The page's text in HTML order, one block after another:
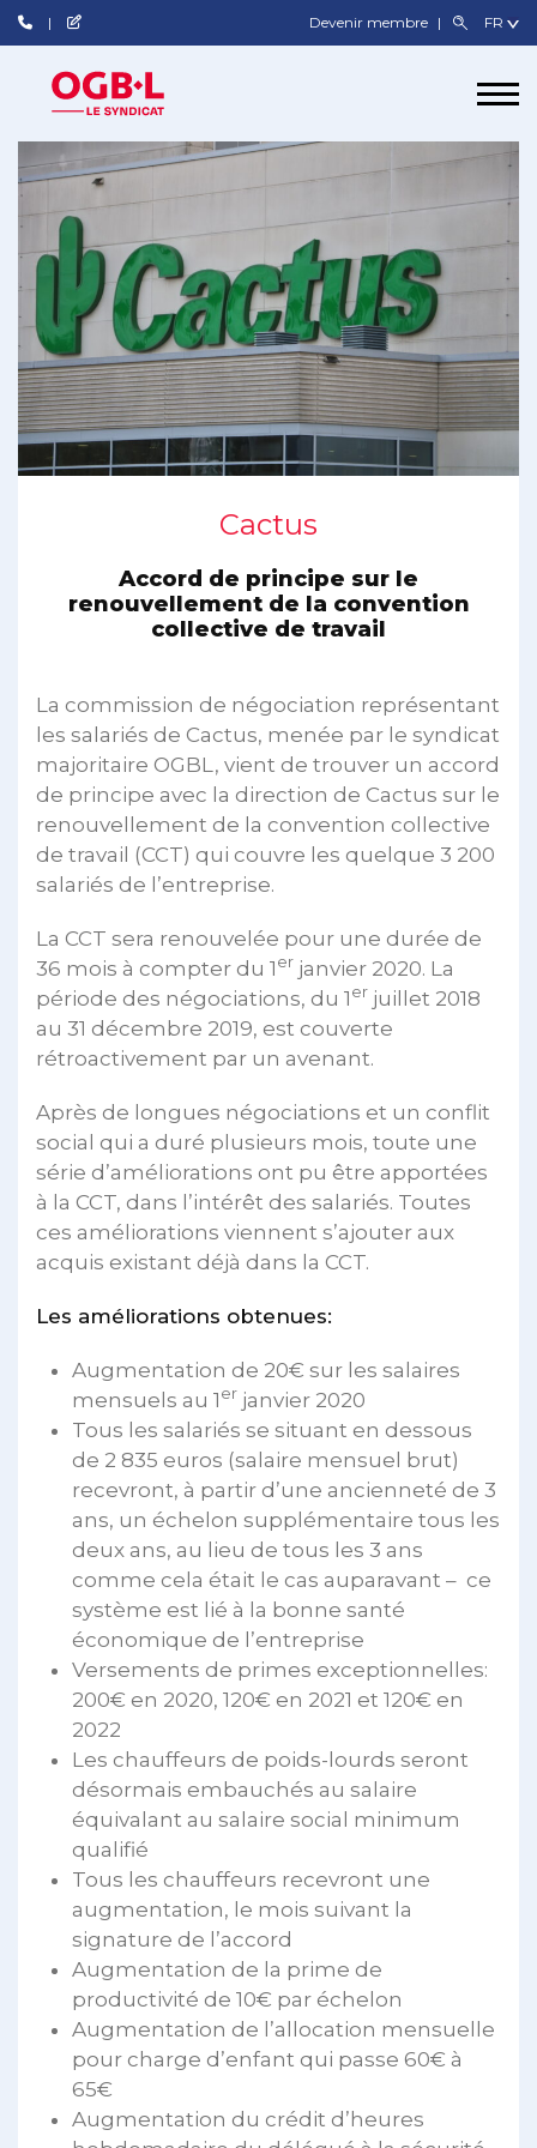
Devenir membre
Cactus
Accord de principe sur le
renouvellement de la convention
collective de travail
La commission de négociation représentant
les salariés de Cactus, menée par le syndicat
majoritaire OGBL, vient de trouver un accord
de principe avec la direction de Cactus sur le
renouvellement de la convention collective
de travail (CCT) qui couvre les quelque 3 200
salariés de l’entreprise.
La CCT sera renouvelée pour une durée de
36 mois à compter du 1 er janvier 2020. La
période des négociations, du 1 er juillet 2018
au 31 décembre 2019, est couverte
rétroactivement par un avenant.
Après de longues négociations et un conflit
social qui a duré plusieurs mois, toute une
série d’améliorations ont pu être apportées
à la CCT, dans l’intérêt des salariés. Toutes
ces améliorations viennent s’ajouter aux
acquis existant déjà dans la CCT.
Les améliorations obtenues:
Augmentation de 20€ sur les salaires
mensuels au 1 er janvier 2020
Tous les salariés se situant en dessous
de 2 835 euros (salaire mensuel brut)
recevront, à partir d’une ancienneté de 3
ans, un échelon supplémentaire tous les
deux ans, au lieu de tous les 3 ans
comme cela était le cas auparavant – ce
système est lié à la bonne santé
économique de l’entreprise
Versements de primes exceptionnelles:
200€ en 2020, 120€ en 2021 et 120€ en
2022
Les chauffeurs de poids-lourds seront
désormais embauchés au salaire
équivalant au salaire social minimum
qualifié
Tous les chauffeurs recevront une
augmentation, le mois suivant la
signature de l’accord
Augmentation de la prime de
productivité de 10€ par échelon
Augmentation de l’allocation mensuelle
pour charge d’enfant qui passe 60€ à
65€
Augmentation du crédit d’heures